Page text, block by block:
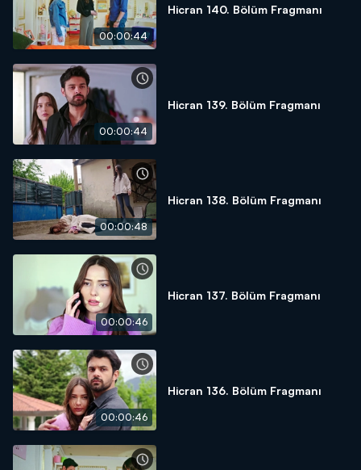
00:00:44
Hicran 140. Bölüm Fragmanı
00:00:44
Hicran 139. Bölüm Fragmanı
00:00:48
Hicran 138. Bölüm Fragmanı
00:00:46
Hicran 137. Bölüm Fragmanı
00:00:46
Hicran 136. Bölüm Fragmanı